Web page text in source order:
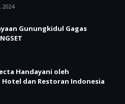
2024
Gunungkidul Gagas
Handayani oleh
Hotel dan Restoran Indonesia